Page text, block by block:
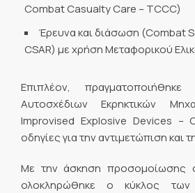
Combat Casualty Care – TCCC)
Έρευνα και διάσωση (Combat
CSAR) με χρήση Μεταφορικού
Επιπλέον, πραγματοποιήθηκε
Αυτοσχέδιων Εκρηκτικών
Improvised Explosive Devices –
οδηγίες για την αντιμετώπιση και
Με την άσκηση προσομοίωσης
ολοκληρώθηκε ο κύκλος των